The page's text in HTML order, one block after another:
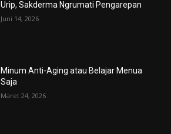
Urip, Sakderma Ngrumati Pengarepan
Juni 14, 2026
Minum Anti-Aging atau Belajar Menua
Saja
Maret 24, 2026